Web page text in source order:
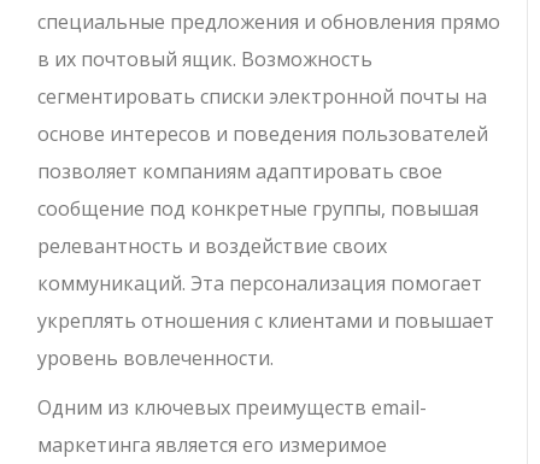
специальные предложения и обновления прямо
в их почтовый ящик. Возможность
сегментировать списки электронной почты на
основе интересов и поведения пользователей
позволяет компаниям адаптировать свое
сообщение под конкретные группы, повышая
релевантность и воздействие своих
коммуникаций. Эта персонализация помогает
укреплять отношения с клиентами и повышает
уровень вовлеченности.
Одним из ключевых преимуществ email-
маркетинга является его измеримое